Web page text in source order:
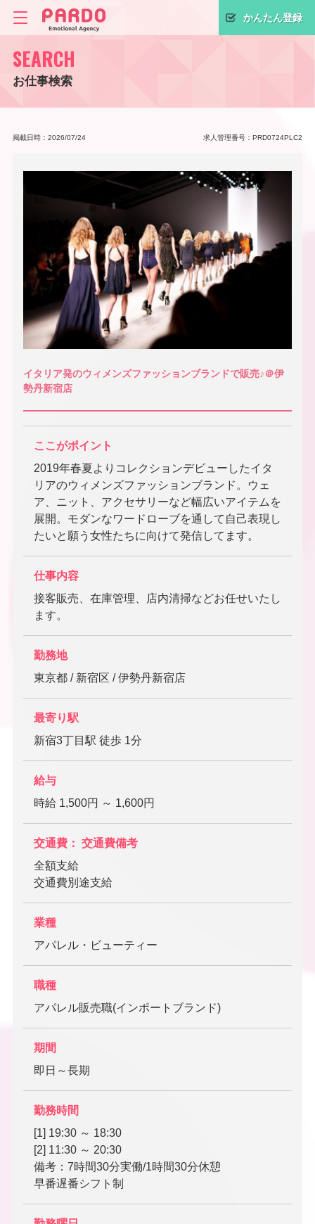
かんたん登録
SEARCH
お仕事検索
掲載日時：2026/07/24 求人管理番号：PRD0724PLC2
イタリア発のウィメンズファッションブランドで販売♪＠伊
勢丹新宿店
ここがポイント
2019年春夏よりコレクションデビューしたイタ
リアのウィメンズファッションブランド。ウェ
ア、ニット、アクセサリーなど幅広いアイテムを
展開。モダンなワードローブを通して自己表現し
たいと願う女性たちに向けて発信してます。
仕事内容
接客販売、在庫管理、店内清掃などお任せいたし
ます。
勤務地
東京都 / 新宿区 / 伊勢丹新宿店
最寄り駅
新宿3丁目駅 徒歩 1分
給与
時給 1,500円 ～ 1,600円
交通費： 交通費備考
全額支給
交通費別途支給
業種
アパレル・ビューティー
職種
アパレル販売職(インポートブランド)
期間
即日～長期
勤務時間
[1] 19:30 ～ 18:30
[2] 11:30 ～ 20:30
備考：7時間30分実働/1時間30分休憩
早番遅番シフト制